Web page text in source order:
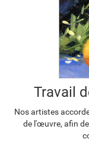
Travail
Nos artistes
de l'œuvre, afin